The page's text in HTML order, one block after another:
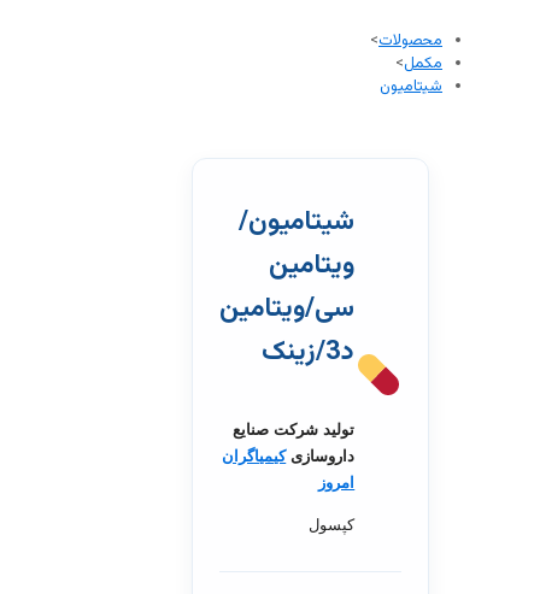
محصولات>
مکمل>
شیتامیون
شیتامیون/
ویتامین
سی/ویتامین
د3/زینک
تولید شرکت صنایع
داروسازیکیمیاگران
امروز
کپسول